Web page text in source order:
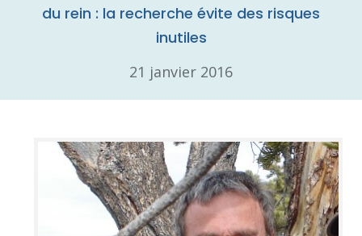
du rein : la recherche évite des risques
inutiles
21 janvier 2016